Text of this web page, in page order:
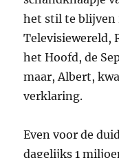
het stil te blijven
Televisiewereld,
het Hoofd, de
maar, Albert,
verklaring.
Even voor de
dagelijks 1